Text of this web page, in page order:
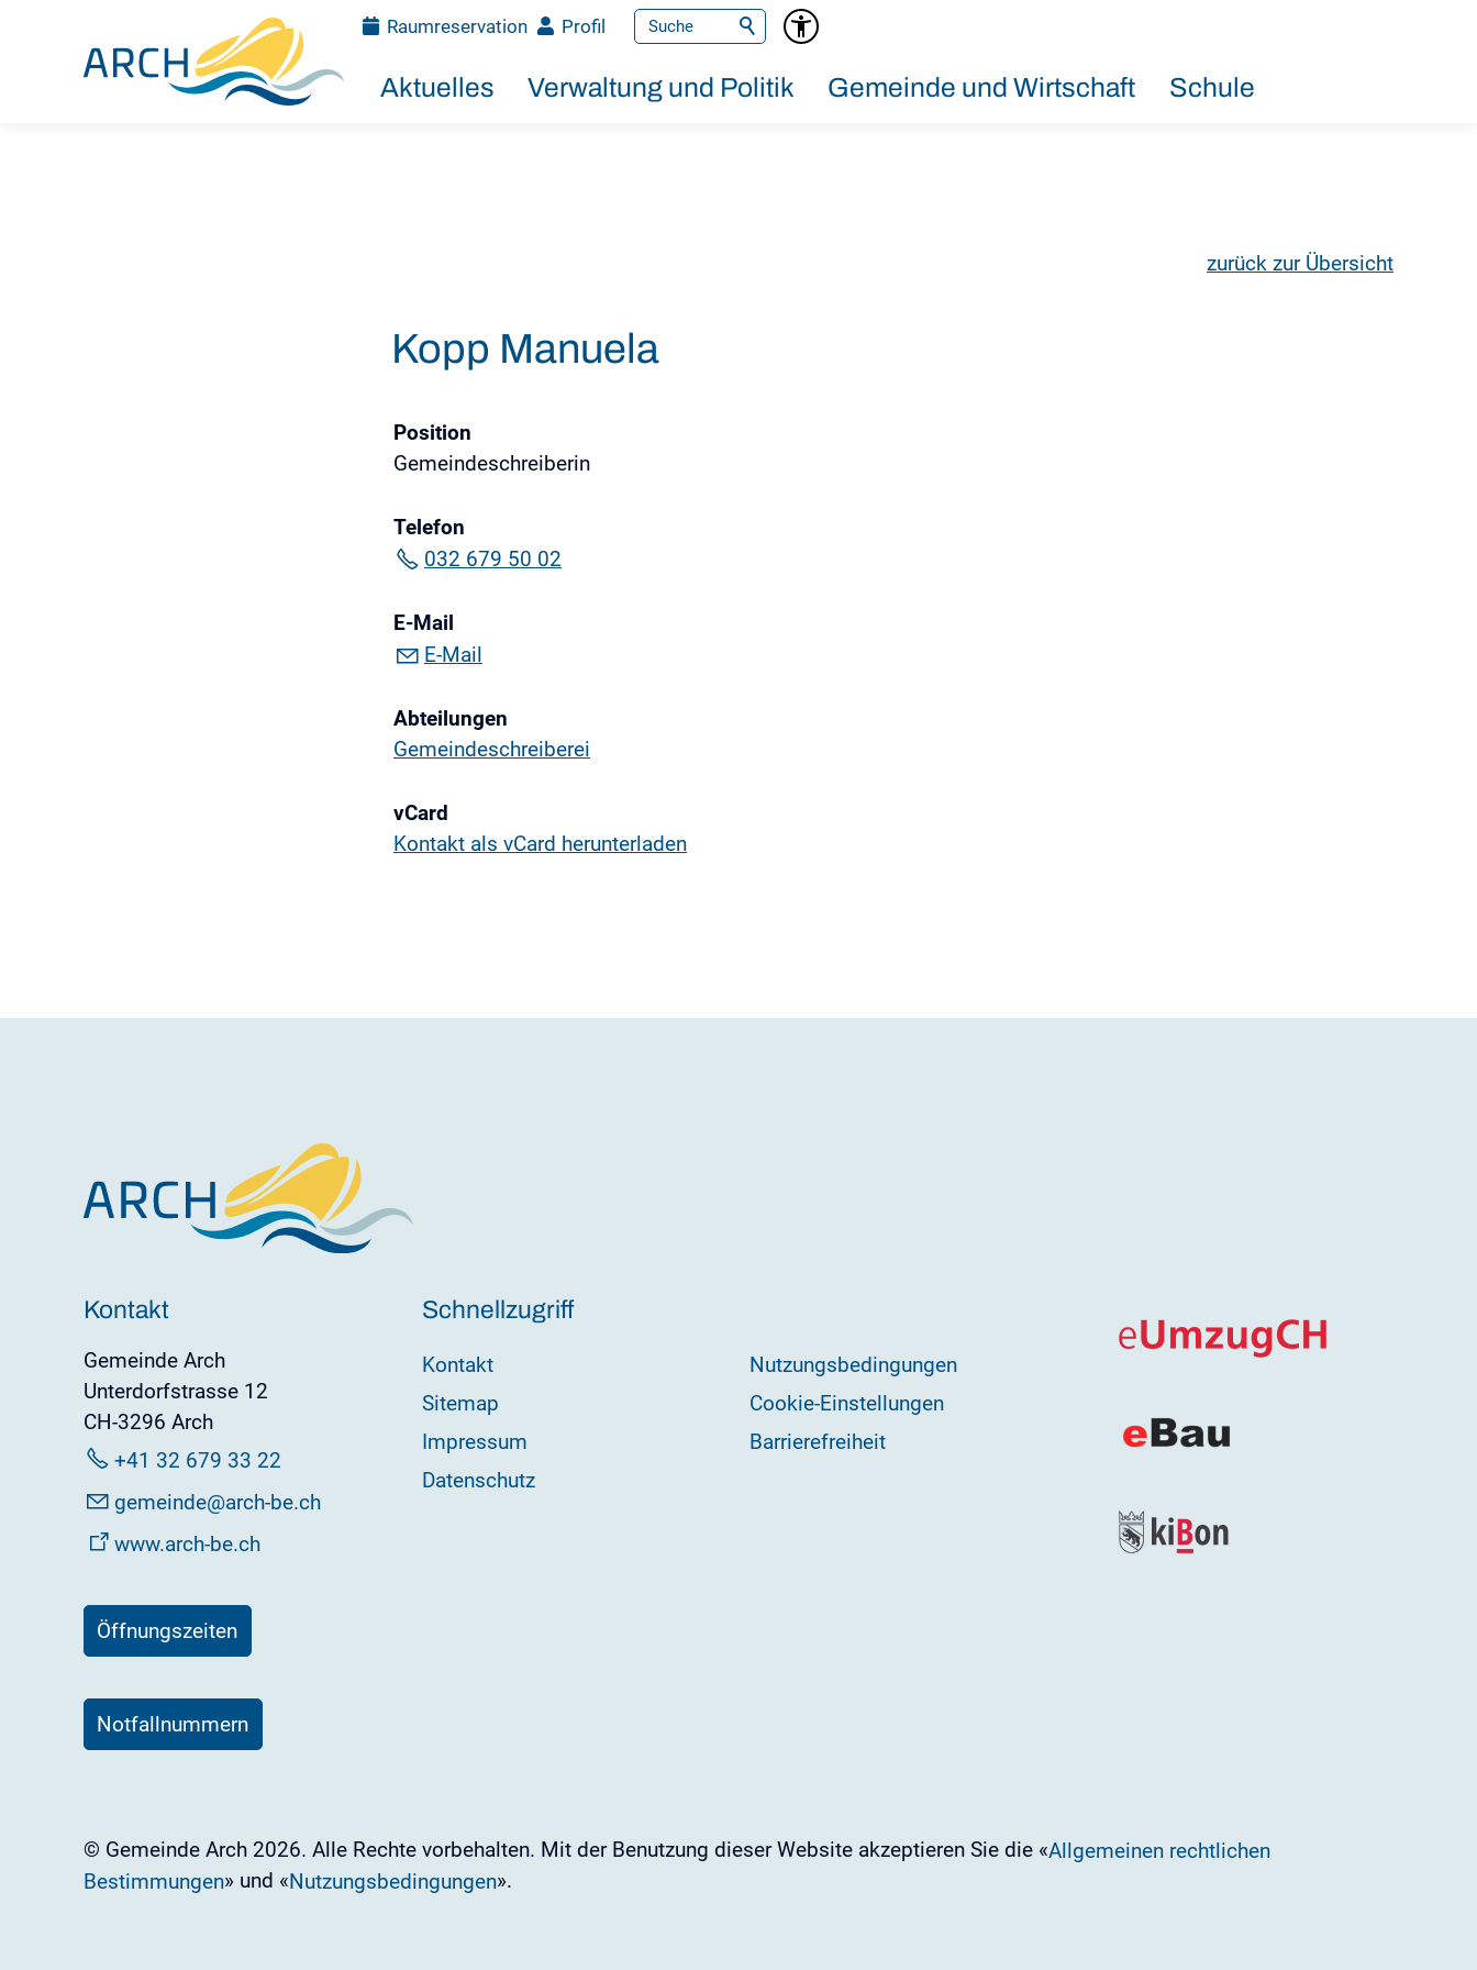
Aktuelles Verwaltung und Politik Gemeinde und Wirtschaft Schule
Raumreservation Profil
zurück zur Übersicht
Kopp Manuela
Position
Gemeindeschreiberin
Telefon
032 679 50 02
E-Mail
E-Mail
Abteilungen
Gemeindeschreiberei
vCard
Kontakt als vCard herunterladen
Kontakt
Gemeinde Arch
Unterdorfstrasse 12
CH-3296 Arch
+41 32 679 33 22
g m nd rch-b
ch
www.arch-be.ch
Öffnungszeiten
Notfallnummern
Schnellzugriff
Kontakt
Sitemap
Impressum
Datenschutz
Nutzungsbedingungen
Cookie-Einstellungen
Barrierefreiheit
© Gemeinde Arch 2026. Alle Rechte vorbehalten. Mit der Benutzung dieser Website akzeptieren Sie die «Allgemeinen rechtlichen
Bestimmungen» und «Nutzungsbedingungen».